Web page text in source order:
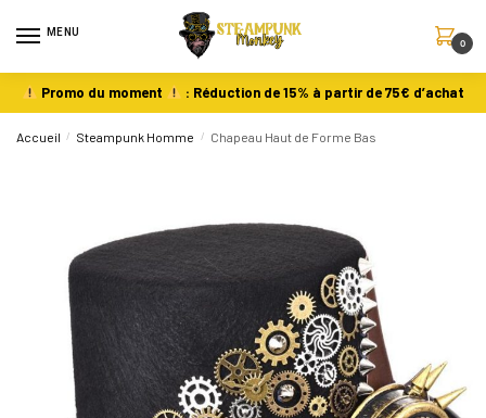
MENU
0
Promo du moment : Réduction de 15% à partir de 75€ d’achat
Accueil / Steampunk Homme / Chapeau Haut de Forme Bas